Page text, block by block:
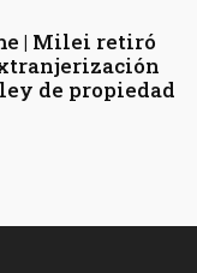
| Milei retiró
de propiedad